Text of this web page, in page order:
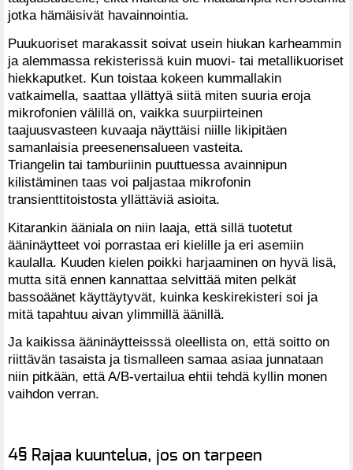
jotka hämäisivät havainnointia.
Puukuoriset marakassit soivat usein hiukan karheammin
ja alemmassa rekisterissä kuin muovi- tai metallikuoriset
hiekkaputket. Kun toistaa kokeen kummallakin
vatkaimella, saattaa yllättyä siitä miten suuria eroja
mikrofonien välillä on, vaikka suurpiirteinen
taajuusvasteen kuvaaja näyttäisi niille likipitäen
samanlaisia preesenensalueen vasteita.
Triangelin tai tamburiinin puuttuessa avainnipun
kilistäminen taas voi paljastaa mikrofonin
transienttitoistosta yllättäviä asioita.
Kitarankin ääniala on niin laaja, että sillä tuotetut
ääninäytteet voi porrastaa eri kielille ja eri asemiin
kaulalla. Kuuden kielen poikki harjaaminen on hyvä lisä,
mutta sitä ennen kannattaa selvittää miten pelkät
bassoäänet käyttäytyvät, kuinka keskirekisteri soi ja
mitä tapahtuu aivan ylimmillä äänillä.
Ja kaikissa ääninäytteisssä oleellista on, että soitto on
riittävän tasaista ja tismalleen samaa asiaa junnataan
niin pitkään, että A/B-vertailua ehtii tehdä kyllin monen
vaihdon verran.
4§ Rajaa kuuntelua, jos on tarpeen